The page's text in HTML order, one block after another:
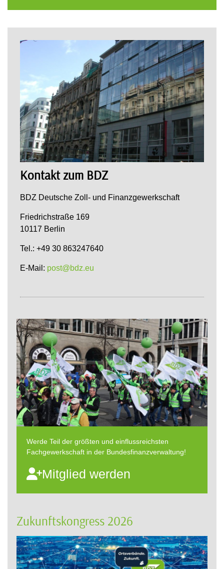
Kontakt zum BDZ
BDZ Deutsche Zoll- und Finanzgewerkschaft
Friedrichstraße 169
10117 Berlin
Tel.: +49 30 863247640
E-Mail: post@bdz.eu
Werde Teil der größten und einflussreichsten
Fachgewerkschaft in der Bundesfinanzverwaltung!
Mitglied werden
Zukunftskongress 2026